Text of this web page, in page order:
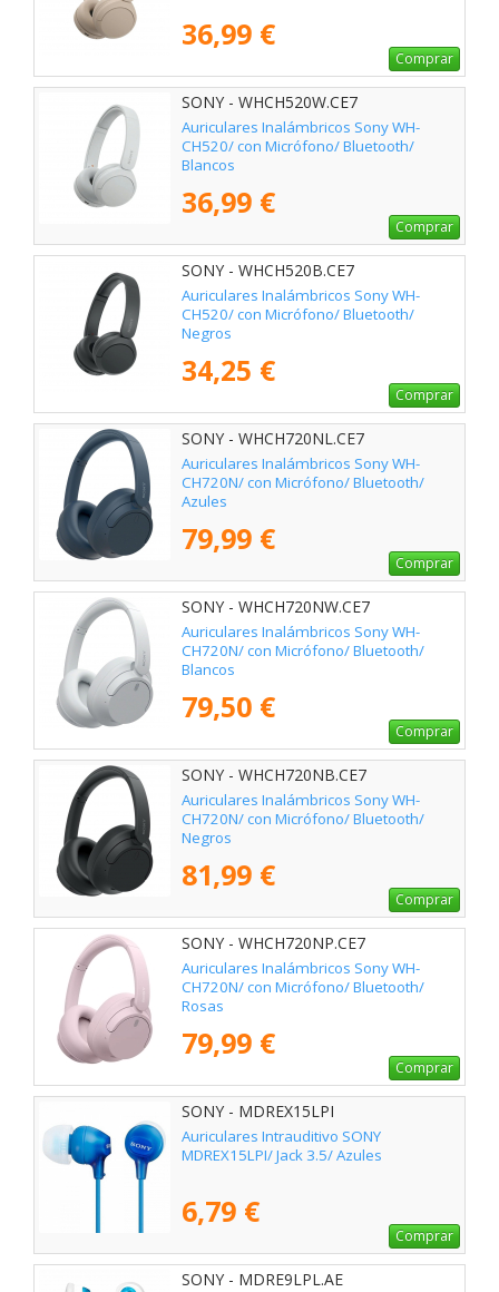
36,99 €
Comprar
SONY - WHCH520W.CE7
Auriculares Inalámbricos Sony WH-
CH520/ con Micrófono/ Bluetooth/
Blancos
36,99 €
Comprar
SONY - WHCH520B.CE7
Auriculares Inalámbricos Sony WH-
CH520/ con Micrófono/ Bluetooth/
Negros
34,25 €
Comprar
SONY - WHCH720NL.CE7
Auriculares Inalámbricos Sony WH-
CH720N/ con Micrófono/ Bluetooth/
Azules
79,99 €
Comprar
SONY - WHCH720NW.CE7
Auriculares Inalámbricos Sony WH-
CH720N/ con Micrófono/ Bluetooth/
Blancos
79,50 €
Comprar
SONY - WHCH720NB.CE7
Auriculares Inalámbricos Sony WH-
CH720N/ con Micrófono/ Bluetooth/
Negros
81,99 €
Comprar
SONY - WHCH720NP.CE7
Auriculares Inalámbricos Sony WH-
CH720N/ con Micrófono/ Bluetooth/
Rosas
79,99 €
Comprar
SONY - MDREX15LPI
Auriculares Intrauditivo SONY
MDREX15LPI/ Jack 3.5/ Azules
6,79 €
Comprar
SONY - MDRE9LPL.AE